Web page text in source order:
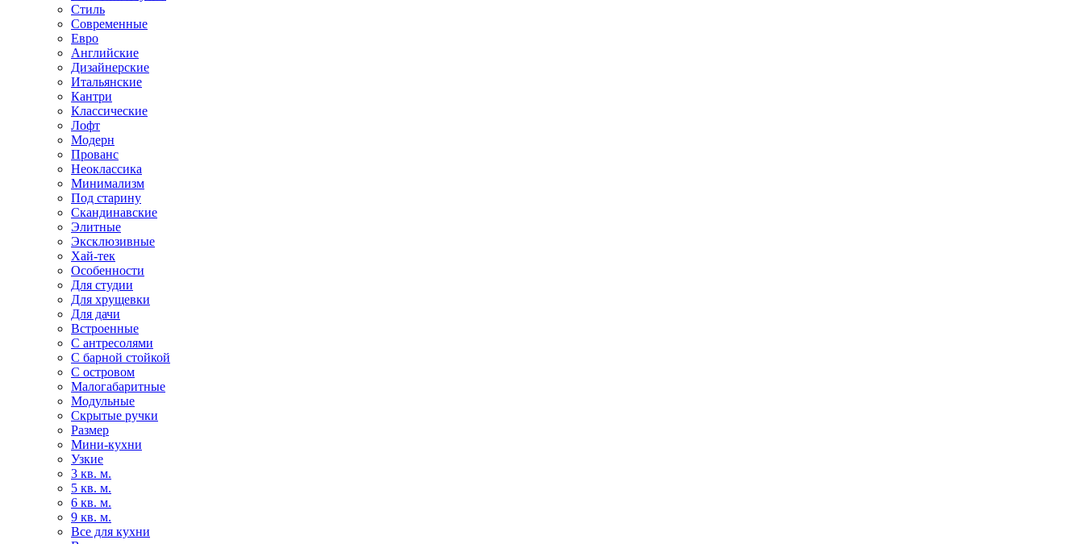
Стиль
Современные
Евро
Английские
Дизайнерские
Итальянские
Кантри
Классические
Лофт
Модерн
Прованс
Неоклассика
Минимализм
Под старину
Скандинавские
Элитные
Эксклюзивные
Хай-тек
Особенности
Для студии
Для хрущевки
Для дачи
Встроенные
С антресолями
С барной стойкой
С островом
Малогабаритные
Модульные
Скрытые ручки
Размер
Мини-кухни
Узкие
3 кв. м.
5 кв. м.
6 кв. м.
9 кв. м.
Все для кухни